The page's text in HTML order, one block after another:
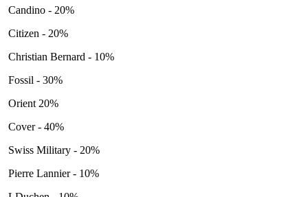
Candino - 20%
Citizen - 20%
Christian Bernard - 10%
Fossil - 30%
Orient 20%
Cover - 40%
Swiss Military - 20%
Pierre Lannier - 10%